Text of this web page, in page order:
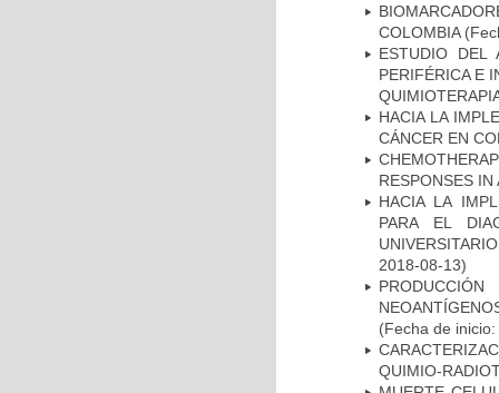
COLOMBIA
ESTUDIO DEL
PERIFÉRICA E
HACIA LA
CÁNCER EN
RESPONSES IN
HACIA LA
PARA EL
2018-08-13)
(Fecha de
QUIMIO-